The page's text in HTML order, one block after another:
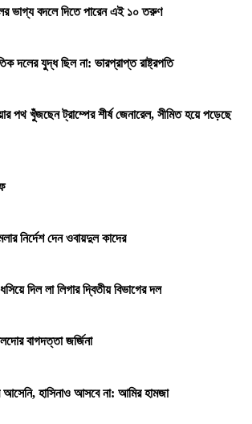
ভাগ্য বদলে দিতে পারেন এই ১০ তরুণ
দলের যুদ্ধ ছিল না: ভারপ্রাপ্ত রাষ্ট্রপতি
পথ খুঁজছেন ট্রাম্পের শীর্ষ জেনারেল, সীমিত হয়ে পড়েছে
নির্দেশ দেন ওবায়দুল কাদের
দিল লা লিগার দ্বিতীয় বিভাগের দল
বাগদত্তা জর্জিনা
আসেনি, হাসিনাও আসবে না: আমির হামজা